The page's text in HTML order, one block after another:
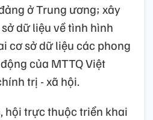
ở Trung ương; xây
dữ liệu về tình hình
cơ sở dữ liệu các phong
của MTTQ Việt
trị - xã hội.
hội trực thuộc triển khai